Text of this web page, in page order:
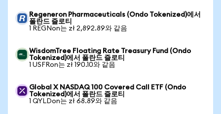
Regeneron Pharmaceuticals (Ondo Tokenized)에서
폴란드 즐로티
1 REGNon는 zł 2,892.89와 같음
WisdomTree Floating Rate Treasury Fund (Ondo
Tokenized)에서 폴란드 즐로티
1 USFRon는 zł 190.10와 같음
Global X NASDAQ 100 Covered Call ETF (Ondo
Tokenized)에서 폴란드 즐로티
1 QYLDon는 zł 68.89와 같음